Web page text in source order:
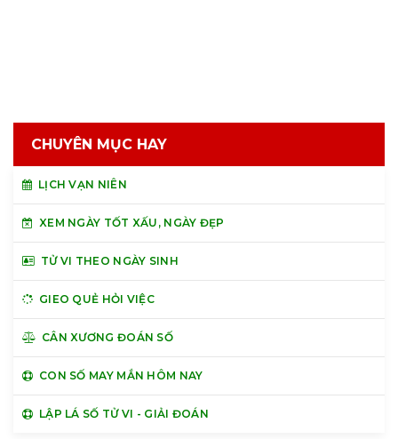
CHUYÊN MỤC HAY
LỊCH VẠN NIÊN
XEM NGÀY TỐT XẤU, NGÀY ĐẸP
TỬ VI THEO NGÀY SINH
GIEO QUẺ HỎI VIỆC
CÂN XƯƠNG ĐOÁN SỐ
CON SỐ MAY MẮN HÔM NAY
LẬP LÁ SỐ TỬ VI - GIẢI ĐOÁN